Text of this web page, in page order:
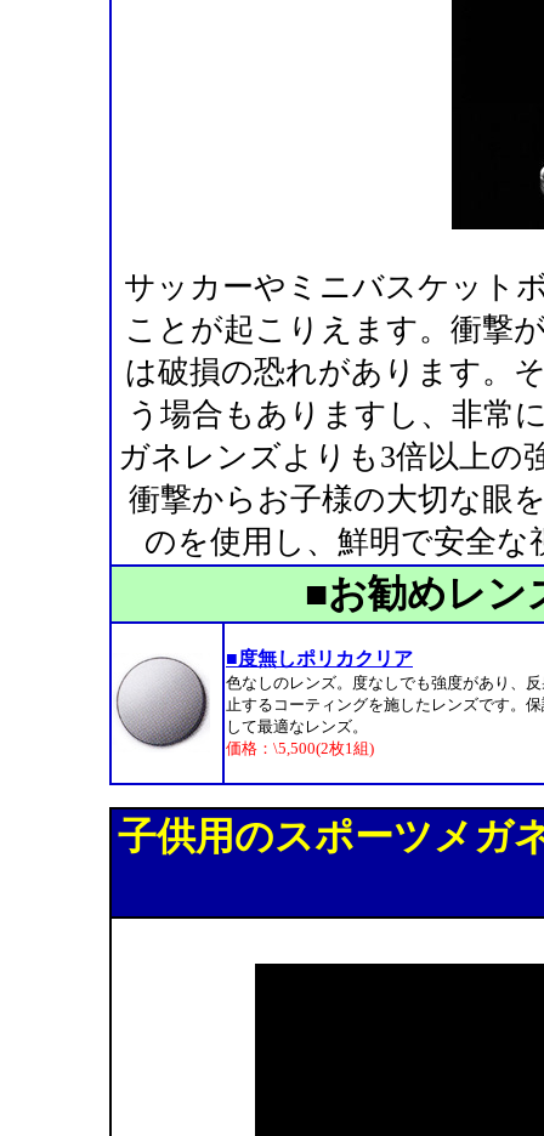
サッカーやミニバスケット
ことが起こりえます。衝撃
は破損の恐れがあります。
う場合もありますし、非常
ガネレンズよりも3倍以上の
衝撃からお子様の大切な眼
のを使用し、鮮明で安全
■お勧めレン
■度無しポリカクリア
色なしのレンズ。度なしでも強度があり、
止するコーティングを施したレンズです。
して最適なレンズ。
価格：\5,500(2枚1組)
子供用のスポーツメガ